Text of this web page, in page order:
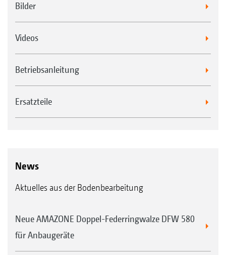
Bilder
Videos
Betriebsanleitung
Ersatzteile
News
Aktuelles aus der Bodenbearbeitung
Neue AMAZONE Doppel-Federringwalze DFW 580
für Anbaugeräte